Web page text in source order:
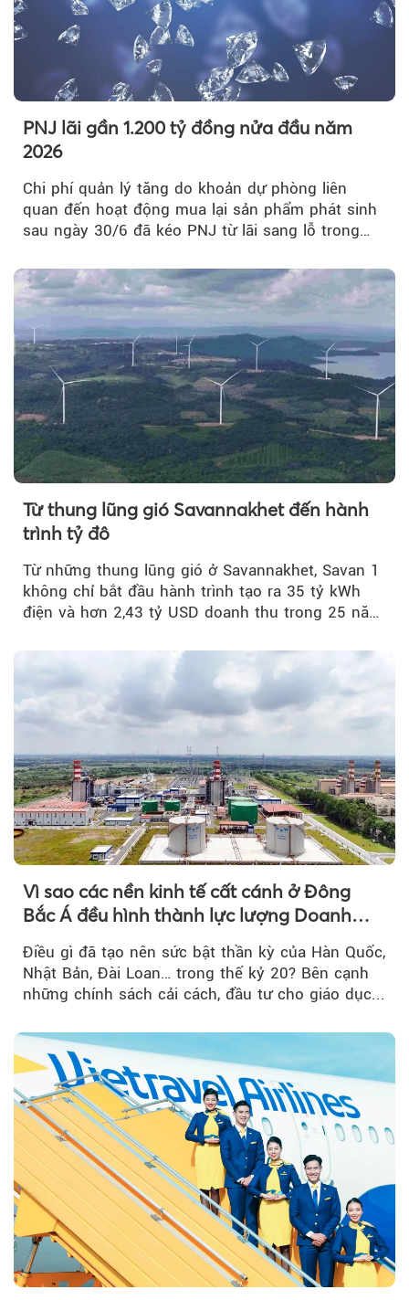
PNJ lãi gần 1.200 tỷ đồng nửa đầu năm
2026
Chi phí quản lý tăng do khoản dự phòng liên
quan đến hoạt động mua lại sản phẩm phát sinh
sau ngày 30/6 đã kéo PNJ từ lãi sang lỗ trong
Từ thung lũng gió Savannakhet đến hành
trình tỷ đô
Từ những thung lũng gió ở Savannakhet, Savan 1
không chỉ bắt đầu hành trình tạo ra 35 tỷ kWh
điện và hơn 2,43 tỷ USD doanh thu trong 25 năm
Vì sao các nền kinh tế cất cánh ở Đông
Bắc Á đều hình thành lực lượng Doanh
nghiệp Quốc gia?
Điều gì đã tạo nên sức bật thần kỳ của Hàn Quốc,
Nhật Bản, Đài Loan… trong thế kỷ 20? Bên cạnh
những chính sách cải cách, đầu tư cho giáo dục...